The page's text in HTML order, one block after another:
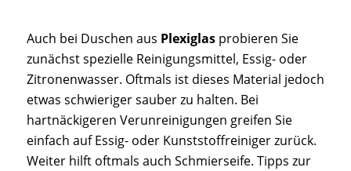
Auch bei Duschen aus Plexiglas probieren Sie
zunächst spezielle Reinigungsmittel, Essig- oder
Zitronenwasser. Oftmals ist dieses Material jedoch
etwas schwieriger sauber zu halten. Bei
hartnäckigeren Verunreinigungen greifen Sie
einfach auf Essig- oder Kunststoffreiniger zurück.
Weiter hilft oftmals auch Schmierseife. Tipps zur